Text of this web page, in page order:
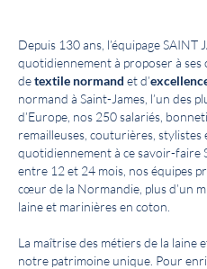
Depuis 130 ans, l’équipage SAINT
quotidiennement à proposer à ses
detextile normand et d’
normand à Saint-James, l’un des
d’Europe, nos 250 salariés,
remailleuses, couturières,
quotidiennement à ce savoir-faire
entre 12 et 24 mois, nos équipes
cœur de la Normandie, plus d’un
laine et marinières en coton.
La maîtrise des métiers de la laine
notre patrimoine unique. Pour